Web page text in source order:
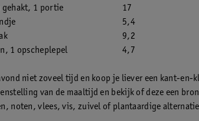
gehakt, 1 portie
17
5,4
9,2
1 opscheplepel
4,7
niet zoveel tijd en koop je liever een kant-en-
van de maaltijd en bekijk of deze een
noten, vlees, vis, zuivel of plantaardige